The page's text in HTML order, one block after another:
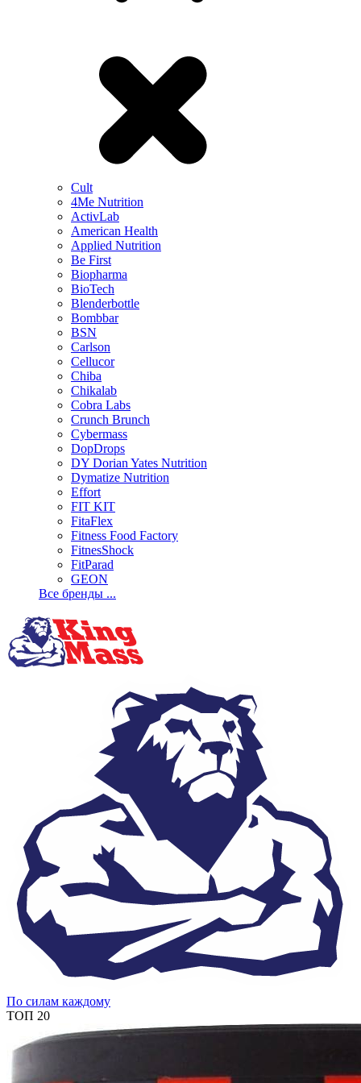
Cult
4Me Nutrition
ActivLab
American Health
Applied Nutrition
Be First
Biopharma
BioTech
Blenderbottle
Bombbar
BSN
Carlson
Cellucor
Chiba
Chikalab
Cobra Labs
Crunch Brunch
Cybermass
DopDrops
DY Dorian Yates Nutrition
Dymatize Nutrition
Effort
FIT KIT
FitaFlex
Fitness Food Factory
FitnesShock
FitParad
GEON
Все бренды ...
По силам каждому
ТОП 20